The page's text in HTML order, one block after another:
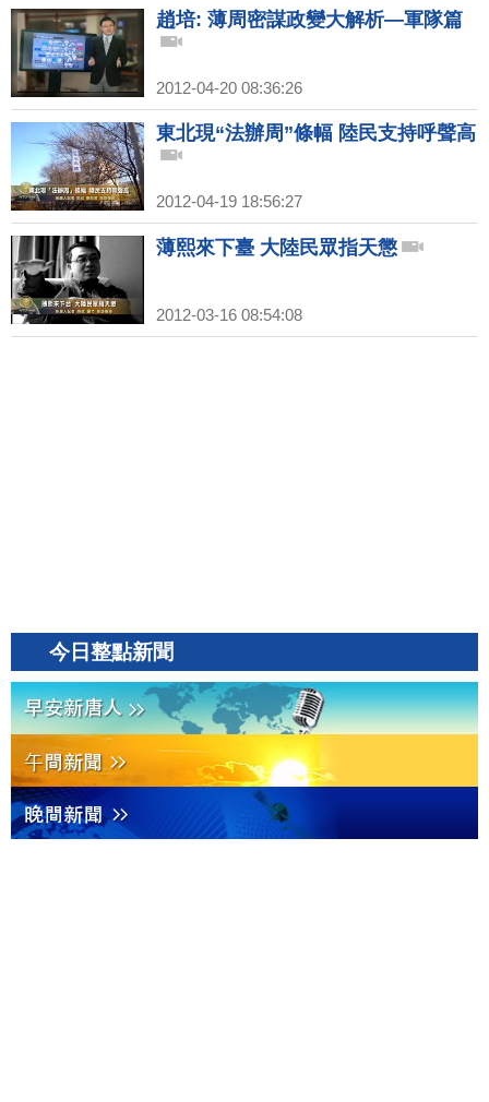
趙培: 薄周密謀政變大解析—軍隊篇
2012-04-20 08:36:26
東北現“法辦周”條幅 陸民支持呼聲高
2012-04-19 18:56:27
薄熙來下臺 大陸民眾指天懲
2012-03-16 08:54:08
今日整點新聞